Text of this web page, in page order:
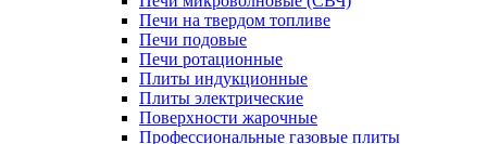
Печи на твердом топливе
Печи подовые
Печи ротационные
Плиты индукционные
Плиты электрические
Поверхности жарочные
Профессиональные газовые плиты